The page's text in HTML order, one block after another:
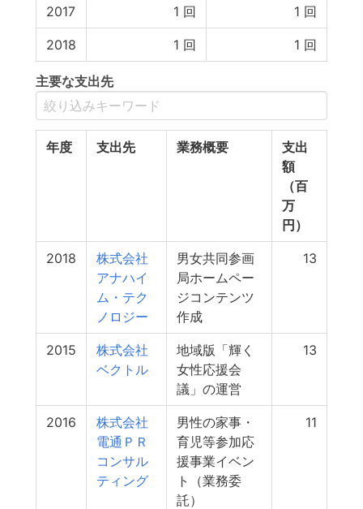
2017 1 回 1 回
2018 1 回 1 回
主要な支出先
年度 支出先 業務概要
支出
額
（百
万
円）
2018
株式会社
アナハイ
ム・テク
ノロジー
男女共同参画
局ホームペー
ジコンテンツ
作成
13
2015
株式会社
ベクトル
地域版「輝く
女性応援会
議」の運営
13
2016
株式会社
電通ＰＲ
コンサル
ティング
男性の家事・
育児等参加応
援事業イベン
ト（業務委
託）
11